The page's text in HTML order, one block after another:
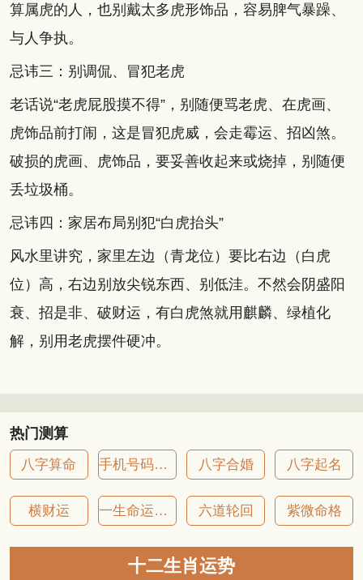
算属虎的人，也别戴太多虎形饰品，容易脾气暴躁、
与人争执。
忌讳三：别调侃、冒犯老虎
老话说“老虎屁股摸不得”，别随便骂老虎、在虎画、
虎饰品前打闹，这是冒犯虎威，会走霉运、招凶煞。
破损的虎画、虎饰品，要妥善收起来或烧掉，别随便
丢垃圾桶。
忌讳四：家居布局别犯“白虎抬头”
风水里讲究，家里左边（青龙位）要比右边（白虎
位）高，右边别放尖锐东西、别低洼。不然会阴盛阳
衰、招是非、破财运，有白虎煞就用麒麟、绿植化
解，别用老虎摆件硬冲。
热门测算
八字算命 手机号码吉凶 八字合婚 八字起名
横财运 一生命运详批 六道轮回 紫微命格
十二生肖运势